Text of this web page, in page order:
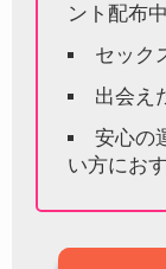
ント配布
セック
出会え
安心の
い方にお